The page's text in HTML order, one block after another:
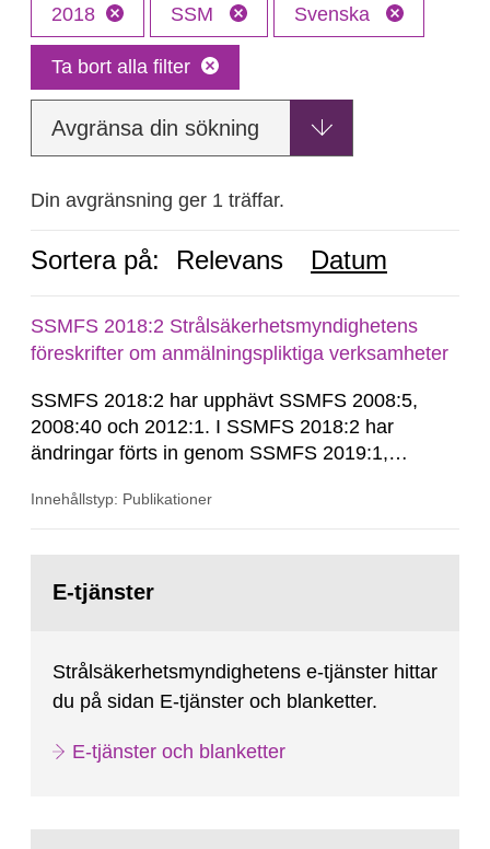
2018 SSM Svenska
Ta bort alla filter
Avgränsa din sökning
Din avgränsning ger 1 träffar.
Sortera på: Relevans Datum
SSMFS 2018:2 Strålsäkerhetsmyndighetens
föreskrifter om anmälningspliktiga verksamheter
SSMFS 2018:2 har upphävt SSMFS 2008:5,
2008:40 och 2012:1. I SSMFS 2018:2 har
ändringar förts in genom SSMFS 2019:1,
Innehållstyp: Publikationer
sida:E-tjänster
Strålsäkerhetsmyndighetens e-tjänster hittar
du på sidan E-tjänster och blanketter.
E-tjänster och blanketter